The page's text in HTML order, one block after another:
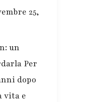
25,
un
Per
dopo
vita e